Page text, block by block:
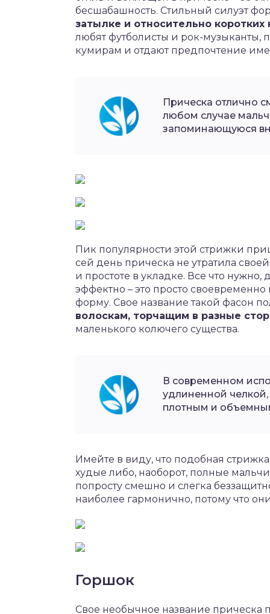
бесшабашность. Стильный силуэт
затылке и относительно
любят футболисты и рок-музыканты,
кумирам и отдают предпочтение
Прическа отлично
любом случае
запоминающуюся
Пик популярности этой стрижки
сей день прическа не утратила
и простоте в укладке. Все что
эффектно – это просто
форму. Свое название такой фасон
волоскам, торчащим в разные
маленького колючего существа.
В современном
удлиненной
плотным и
Имейте в виду, что подобная
худые либо, наоборот, полные
попросту смешно и слегка
наиболее гармонично, потому что
Горшок
Свое необычное название прическа